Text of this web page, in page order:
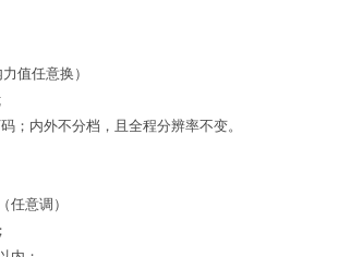
值任意换）
；内外不分档，且全程分辨率不变。
任意调）